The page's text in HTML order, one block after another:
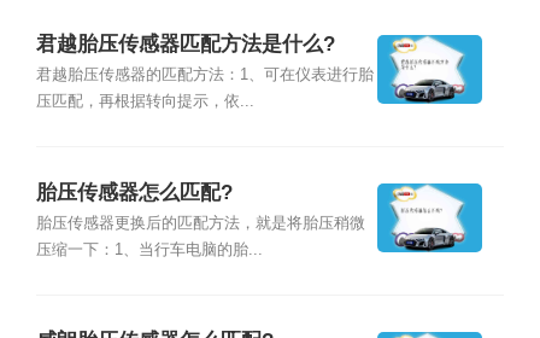
君越胎压传感器匹配方法是什么?
君越胎压传感器的匹配方法：1、可在仪表进行胎
压匹配，再根据转向提示，依...
胎压传感器怎么匹配?
胎压传感器更换后的匹配方法，就是将胎压稍微
压缩一下：1、当行车电脑的胎...